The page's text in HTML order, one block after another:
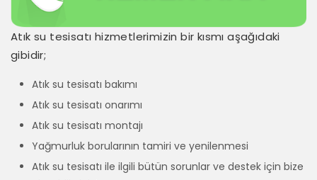
Atık su tesisatı hizmetlerimizin bir kısmı aşağıdaki
gibidir;
Atık su tesisatı bakımı
Atık su tesisatı onarımı
Atık su tesisatı montajı
Yağmurluk borularının tamiri ve yenilenmesi
Atık su tesisatı ile ilgili bütün sorunlar ve destek için bize